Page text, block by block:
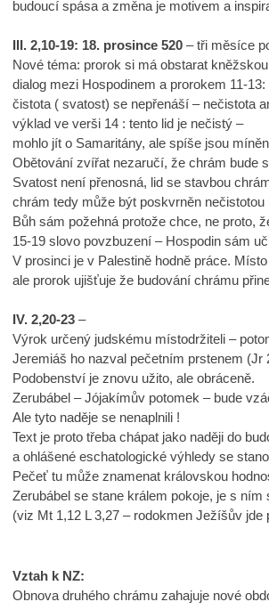
budoucí spása a změna je motivem a
III. 2,10-19: 18. prosince 520 – tři měsíce
Nové téma: prorok si má obstarat
dialog mezi Hospodinem a prorokem 11-13:
čistota ( svatost) se nepřenáší – nečistota
výklad ve verši 14 : tento lid je nečistý –
mohlo jít o Samaritány, ale spíše jsou
Obětování zvířat nezaručí, že chrám bude
Svatost není přenosná, lid se stavbou
chrám tedy může být poskvrněn
Bůh sám požehná protože chce, ne proto,
15-19 slovo povzbuzení – Hospodin sám
V prosinci je v Palestině hodně práce.
ale prorok ujišťuje že budování chrámu
IV. 2,20-23 –
Výrok určený judskému místodržiteli –
Jeremiáš ho nazval pečetním prstenem
Podobenství je znovu užito, ale obráceně.
Zerubábel – Jójakímův potomek – bude
Ale tyto naděje se nenaplnili !
Text je proto třeba chápat jako naději do
a ohlášené eschatologické výhledy se
Pečeť tu může znamenat královskou
Zerubábel se stane králem pokoje, je s
(viz Mt 1,12 L 3,27 – rodokmen Ježíšův jde
Vztah k NZ:
Obnova druhého chrámu zahajuje nové